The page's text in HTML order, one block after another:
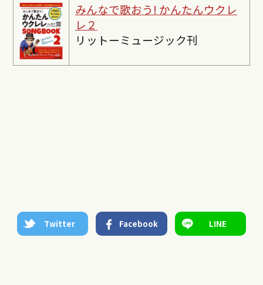
みんなで歌おう! かんたんウクレ
レ２
リットーミュージック刊
Twitter Facebook LINE